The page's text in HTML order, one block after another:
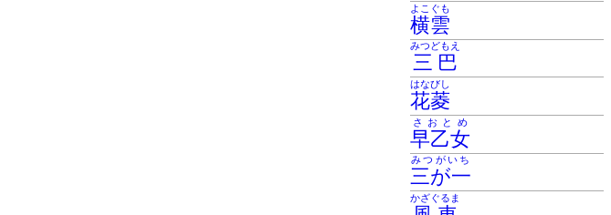
横雲
よこぐも
三巴
みつどもえ
花菱
はなびし
早乙女
さおとめ
三が一
みつがいち
かざぐるま